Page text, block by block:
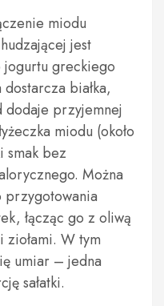
miodu
jest
greckiego
białka,
dodaje przyjemnej
miodu (około
smak bez
Można
przygotowania
łącząc go z oliwą
W tym
umiar – jedna
sałatki.